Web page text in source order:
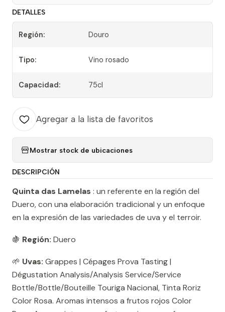
DETALLES
Región: Douro
Tipo: Vino rosado
Capacidad: 75cl
Agregar a la lista de favoritos
Mostrar stock de ubicaciones
DESCRIPCIÓN
Quinta das Lamelas : un referente en la región del
Duero, con una elaboración tradicional y un enfoque
en la expresión de las variedades de uva y el terroir.
🍇 Región: Duero
🌱 Uvas: Grappes | Cépages Prova Tasting |
Dégustation Analysis/Analysis Service/Service
Bottle/Bottle/Bouteille Touriga Nacional, Tinta Roriz
Color Rosa. Aromas intensos a frutos rojos Color